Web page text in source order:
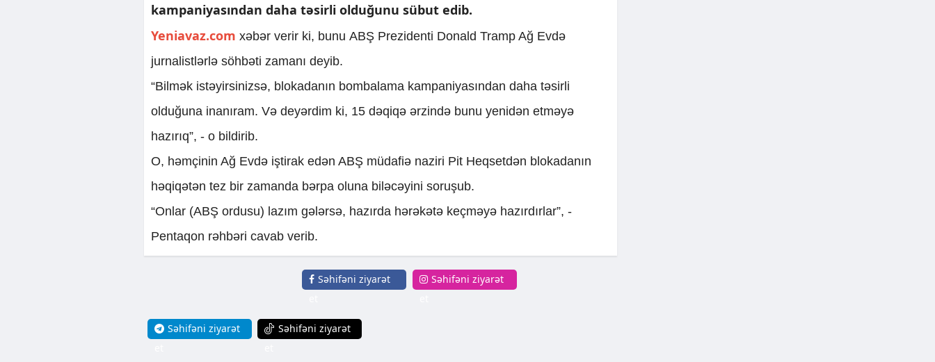
kampaniyasından daha təsirli olduğunu sübut edib.
Yeniavaz.com xəbər verir ki, bunu ABŞ Prezidenti Donald Tramp Ağ Evdə
jurnalistlərlə söhbəti zamanı deyib.
“Bilmək istəyirsinizsə, blokadanın bombalama kampaniyasından daha təsirli
olduğuna inanıram. Və deyərdim ki, 15 dəqiqə ərzində bunu yenidən etməyə
hazırıq”, - o bildirib.
O, həmçinin Ağ Evdə iştirak edən ABŞ müdafiə naziri Pit Heqsetdən blokadanın
həqiqətən tez bir zamanda bərpa oluna biləcəyini soruşub.
“Onlar (ABŞ ordusu) lazım gələrsə, hazırda hərəkətə keçməyə hazırdırlar”, -
Pentaqon rəhbəri cavab verib.
Səhifəni ziyarət
Səhifəni ziyarət
Səhifəni ziyarət
Səhifəni ziyarət